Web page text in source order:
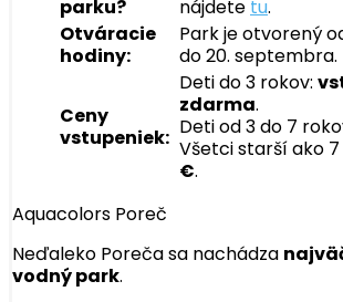
parku?
nájdete tu.
Otváracie
hodiny:
Park je otvorený
do 20. septembra.
Ceny
vstupeniek:
Deti do 3 rokov:
zdarma.
Deti od 3 do 7
Všetci starší ako
€.
Aquacolors Poreč
Neďaleko Poreča sa nachádza
vodný park.